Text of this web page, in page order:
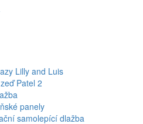
Lilly and Luis
Patel 2
panely
samolepící dlažba